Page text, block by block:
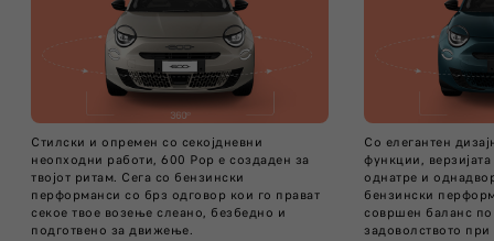
​Стилски и опремен со секојдневни
неопходни работи, 600 Pop е создаден за
твојот ритам. Сега со бензински
перформанси со брз одговор кои го прават
секое твое возење слеано, безбедно и
подготвено за движење.
Со елегантен
функции,
однатре и
бензински
совршен баланс
задоволството